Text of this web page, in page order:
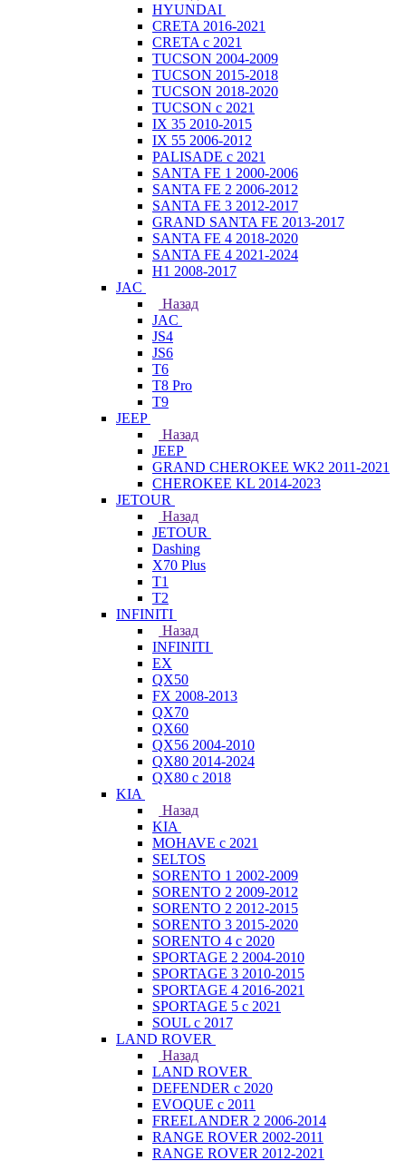
HYUNDAI
CRETA 2016-2021
CRETA с 2021
TUCSON 2004-2009
TUCSON 2015-2018
TUCSON 2018-2020
TUCSON с 2021
IX 35 2010-2015
IX 55 2006-2012
PALISADE с 2021
SANTA FE 1 2000-2006
SANTA FE 2 2006-2012
SANTA FE 3 2012-2017
GRAND SANTA FE 2013-2017
SANTA FE 4 2018-2020
SANTA FE 4 2021-2024
H1 2008-2017
JAC
Назад
JAC
JS4
JS6
T6
T8 Pro
T9
JEEP
Назад
JEEP
GRAND CHEROKEE WK2 2011-2021
CHEROKEE KL 2014-2023
JETOUR
Назад
JETOUR
Dashing
X70 Plus
T1
T2
INFINITI
Назад
INFINITI
EX
QX50
FX 2008-2013
QX70
QX60
QX56 2004-2010
QX80 2014-2024
QX80 c 2018
KIA
Назад
KIA
MOHAVE с 2021
SELTOS
SORENTO 1 2002-2009
SORENTO 2 2009-2012
SORENTO 2 2012-2015
SORENTO 3 2015-2020
SORENTO 4 с 2020
SPORTAGE 2 2004-2010
SPORTAGE 3 2010-2015
SPORTAGE 4 2016-2021
SPORTAGE 5 с 2021
SOUL с 2017
LAND ROVER
Назад
LAND ROVER
DEFENDER с 2020
EVOQUE с 2011
FREELANDER 2 2006-2014
RANGE ROVER 2002-2011
RANGE ROVER 2012-2021